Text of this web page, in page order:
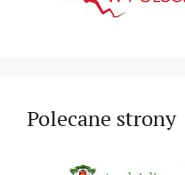
Polecane strony